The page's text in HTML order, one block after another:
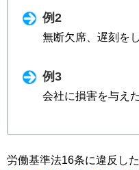
例2
無断欠席、遅刻を
例3
会社に損害を与え
労働基準法16条に違反し